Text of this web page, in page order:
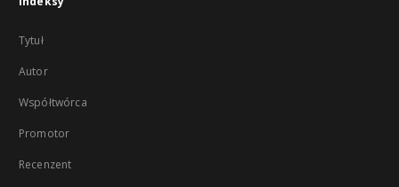
Tytuł
Autor
Współtwórca
Promotor
Recenzent